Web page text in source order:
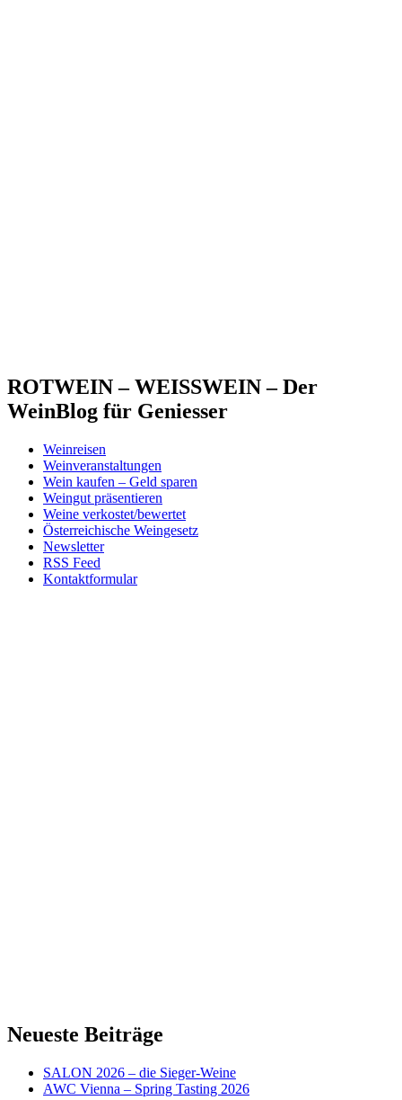
ROTWEIN – WEISSWEIN – Der
WeinBlog für Geniesser
Weinreisen
Weinveranstaltungen
Wein kaufen – Geld sparen
Weingut präsentieren
Weine verkostet/bewertet
Österreichische Weingesetz
Newsletter
RSS Feed
Kontaktformular
Neueste Beiträge
SALON 2026 – die Sieger-Weine
AWC Vienna – Spring Tasting 2026